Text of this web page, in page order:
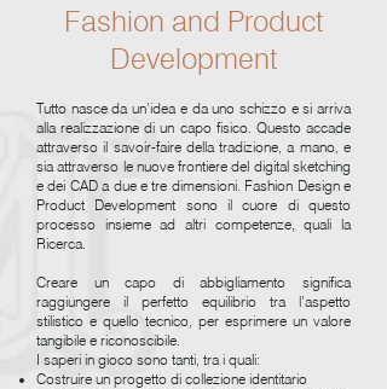
Fashion and Product
Development
Tutto nasce da un’idea e da uno schizzo e si arriva
alla realizzazione di un capo fisico. Questo accade
attraverso il savoir-faire della tradizione, a mano, e
sia attraverso le nuove frontiere del digital sketching
e dei CAD a due e tre dimensioni. Fashion Design e
Product Development sono il cuore di questo
processo insieme ad altri competenze, quali la
Ricerca.
Creare un capo di abbigliamento significa
raggiungere il perfetto equilibrio tra l’aspetto
stilistico e quello tecnico, per esprimere un valore
tangibile e riconoscibile.
I saperi in gioco sono tanti, tra i quali:
Costruire un progetto di collezione identitario